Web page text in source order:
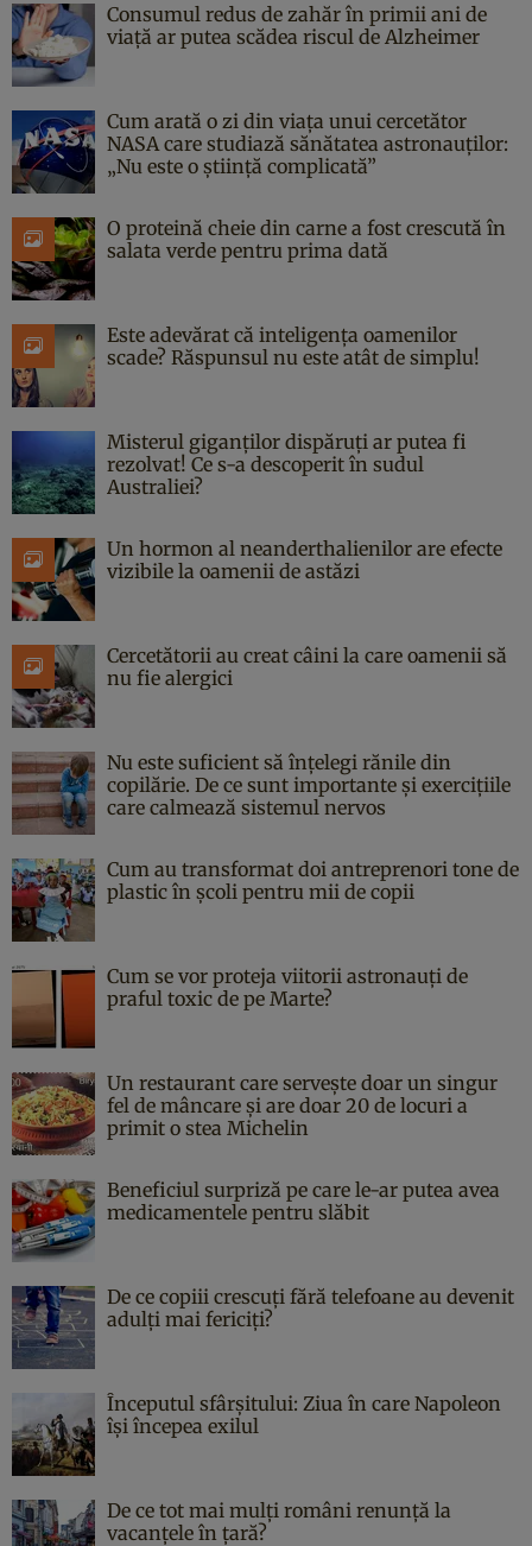
Consumul redus de zahăr în primii ani de
viață ar putea scădea riscul de Alzheimer
Cum arată o zi din viața unui cercetător
NASA care studiază sănătatea astronauților:
„Nu este o știință complicată”
O proteină cheie din carne a fost crescută în
salata verde pentru prima dată
Este adevărat că inteligența oamenilor
scade? Răspunsul nu este atât de simplu!
Misterul giganților dispăruți ar putea fi
rezolvat! Ce s-a descoperit în sudul
Australiei?
Un hormon al neanderthalienilor are efecte
vizibile la oamenii de astăzi
Cercetătorii au creat câini la care oamenii să
nu fie alergici
Nu este suficient să înțelegi rănile din
copilărie. De ce sunt importante și exercițiile
care calmează sistemul nervos
Cum au transformat doi antreprenori tone de
plastic în școli pentru mii de copii
Cum se vor proteja viitorii astronauți de
praful toxic de pe Marte?
Un restaurant care servește doar un singur
fel de mâncare și are doar 20 de locuri a
primit o stea Michelin
Beneficiul surpriză pe care le-ar putea avea
medicamentele pentru slăbit
De ce copiii crescuți fără telefoane au devenit
adulți mai fericiți?
Începutul sfârşitului: Ziua în care Napoleon
îşi începea exilul
De ce tot mai mulți români renunță la
vacanțele în țară?